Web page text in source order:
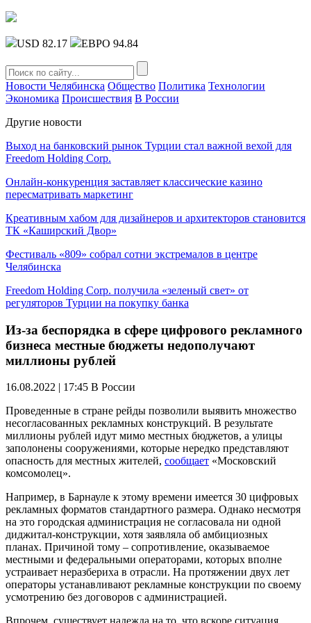
USD 82.17 ЕВРО 94.84
Новости Челябинска Общество Политика Технологии
Экономика Происшествия В России
Другие новости
Выход на банковский рынок Турции стал важной вехой для
Freedom Holding Corp.
Онлайн-конкуренция заставляет классические казино
пересматривать маркетинг
Креативным хабом для дизайнеров и архитекторов становится
ТК «Каширский Двор»
Фестиваль «809» собрал сотни экстремалов в центре
Челябинска
Freedom Holding Corp. получила «зеленый свет» от
регуляторов Турции на покупку банка
Из-за беспорядка в сфере цифрового рекламного
бизнеса местные бюджеты недополучают
миллионы рублей
16.08.2022 | 17:45 В России
Проведенные в стране рейды позволили выявить множество
несогласованных рекламных конструкций. В результате
миллионы рублей идут мимо местных бюджетов, а улицы
заполонены сооружениями, которые нередко представляют
опасность для местных жителей, сообщает «Московский
комсомолец».
Например, в Барнауле к этому времени имеется 30 цифровых
рекламных форматов стандартного размера. Однако несмотря
на это городская администрация не согласовала ни одной
диджитал-конструкции, хотя заявляла об амбициозных
планах. Причиной тому – сопротивление, оказываемое
местными и федеральными операторами, которых вполне
устраивает неразбериха в отрасли. На протяжении двух лет
операторы устанавливают рекламные конструкции по своему
усмотрению без договоров с администрацией.